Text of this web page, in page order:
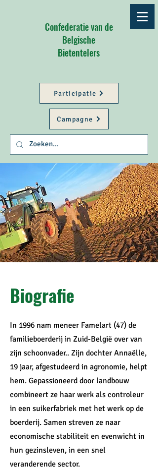
Confederatie van de
Belgische
Bietentelers
Participatie
Campagne
Biografie
In 1996 nam meneer Famelart (47) de
familieboerderij in Zuid-België over van
zijn schoonvader.. Zijn dochter Annaëlle,
19 jaar, afgestudeerd in agronomie, helpt
hem. Gepassioneerd door landbouw
combineert ze haar werk als controleur
in een suikerfabriek met het werk op de
boerderij. Samen streven ze naar
economische stabiliteit en evenwicht in
hun gezinsleven, in een snel
veranderende sector.